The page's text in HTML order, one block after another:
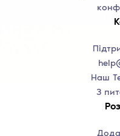
Наш
З